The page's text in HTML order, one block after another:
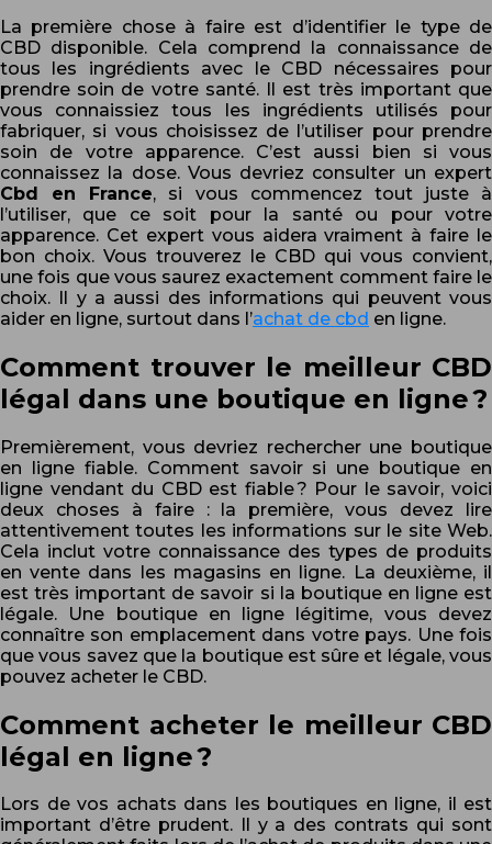
La première chose à faire est d’identifier le type de
CBD disponible. Cela comprend la connaissance de
tous les ingrédients avec le CBD nécessaires pour
prendre soin de votre santé. Il est très important que
vous connaissiez tous les ingrédients utilisés pour
fabriquer, si vous choisissez de l’utiliser pour prendre
soin de votre apparence. C’est aussi bien si vous
connaissez la dose. Vous devriez consulter un expert
Cbd en France, si vous commencez tout juste à
l’utiliser, que ce soit pour la santé ou pour votre
apparence. Cet expert vous aidera vraiment à faire le
bon choix. Vous trouverez le CBD qui vous convient,
une fois que vous saurez exactement comment faire le
choix. Il y a aussi des informations qui peuvent vous
aider en ligne, surtout dans l’achat de cbd en ligne.
Comment trouver le meilleur CBD
légal dans une boutique en ligne ?
Premièrement, vous devriez rechercher une boutique
en ligne fiable. Comment savoir si une boutique en
ligne vendant du CBD est fiable ? Pour le savoir, voici
deux choses à faire : la première, vous devez lire
attentivement toutes les informations sur le site Web.
Cela inclut votre connaissance des types de produits
en vente dans les magasins en ligne. La deuxième, il
est très important de savoir si la boutique en ligne est
légale. Une boutique en ligne légitime, vous devez
connaître son emplacement dans votre pays. Une fois
que vous savez que la boutique est sûre et légale, vous
pouvez acheter le CBD.
Comment acheter le meilleur CBD
légal en ligne ?
Lors de vos achats dans les boutiques en ligne, il est
important d’être prudent. Il y a des contrats qui sont